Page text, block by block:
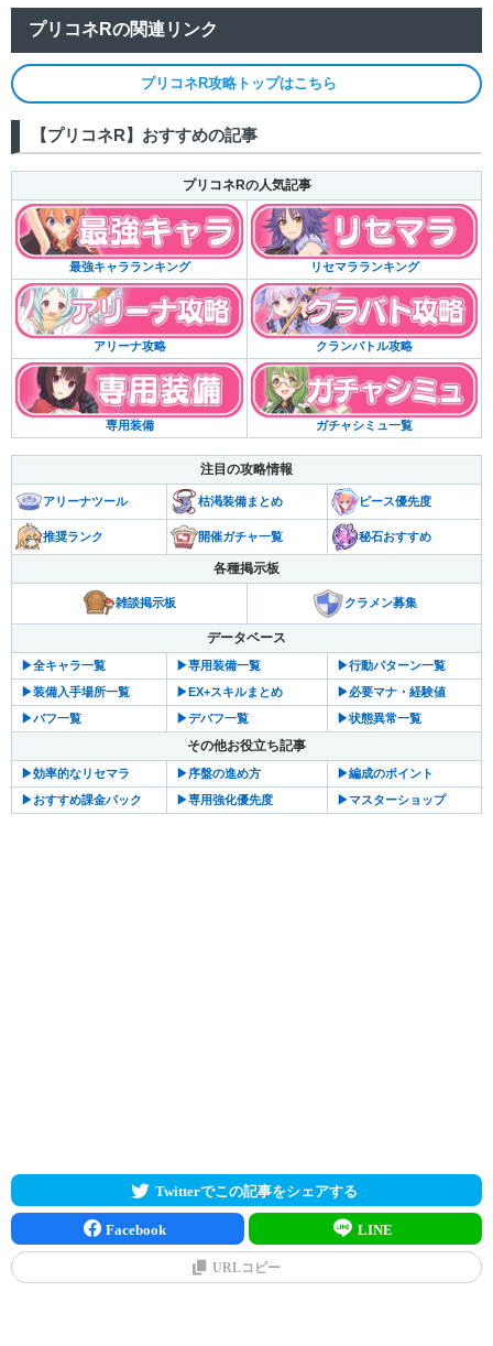
プリコネRの関連リンク
プリコネR攻略トップはこちら
【プリコネR】おすすめの記事
プリコネRの人気記事
最強キャラランキング リセマラランキング
アリーナ攻略 クランバトル攻略
専用装備 ガチャシミュ一覧
注目の攻略情報
アリーナツール 枯渇装備まとめ ピース優先度
推奨ランク 開催ガチャ一覧 秘石おすすめ
各種掲示板
雑談掲示板 クラメン募集
データベース
▶︎全キャラ一覧 ▶︎専用装備一覧
▶︎行動パターン一覧
▶︎装備入手場所一覧
▶︎EX+スキルまとめ
▶︎必要マナ・経験値
▶︎バフ一覧
▶︎デバフ一覧 ▶︎状態異常一覧
その他お役立ち記事
▶︎効率的なリセマラ ▶︎序盤の進め方
▶︎編成のポイント
▶︎おすすめ課金パック
▶︎専用強化優先度 ▶︎マスターショップ
Twitterでこの記事をシェアする
Facebook LINE
URLコピー